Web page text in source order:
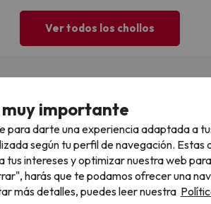
Ver todos los chollos
newsletter con los mejores chollos,
de acuerdo con la Política de Privacidad
importante
para darte una experiencia adaptada a
según tu perfil de navegación. Estas
tus intereses y optimizar nuestra web
harás que te podamos ofrecer una
más detalles, puedes leer nuestra